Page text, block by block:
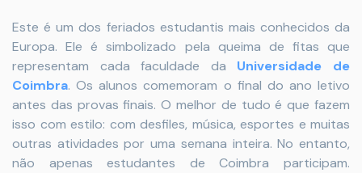
Este é um dos feriados estudantis mais conhecidos da
Europa. Ele é simbolizado pela queima de fitas que
representam cada faculdade da Universidade de
Coimbra. Os alunos comemoram o final do ano letivo
antes das provas finais. O melhor de tudo é que fazem
isso com estilo: com desfiles, música, esportes e muitas
outras atividades por uma semana inteira. No entanto,
não apenas estudantes de Coimbra participam.